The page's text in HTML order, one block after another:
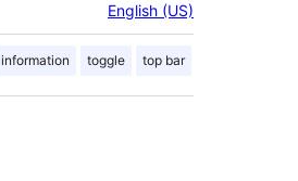
English (US)
information toggle top bar